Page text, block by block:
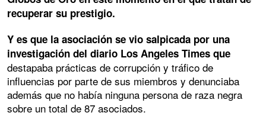
recuperar su prestigio.
Y es que la asociación se vio salpicada por una
investigación del diario Los Angeles Times que
destapaba prácticas de corrupción y tráfico de
influencias por parte de sus miembros y denunciaba
además que no había ninguna persona de raza negra
sobre un total de 87 asociados.